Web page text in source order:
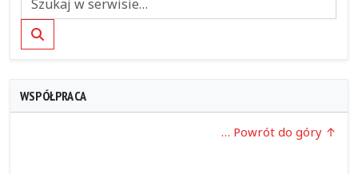
Szukaj
WSPÓŁPRACA
… Powrót do góry